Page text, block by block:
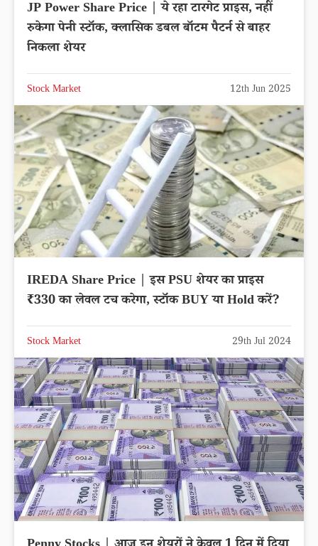
JP Power Share Price | ये रहा टारगेट प्राइस, नहीं
रुकेगा पेनी स्टॉक, क्लासिक डबल बॉटम पैटर्न से बाहर
निकला शेयर
Stock Market 12th Jun 2025
IREDA Share Price | इस PSU शेयर का प्राइस
₹330 का लेवल टच करेगा, स्टॉक BUY या Hold करें?
Stock Market 29th Jul 2024